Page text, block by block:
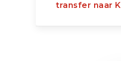
transfer naar